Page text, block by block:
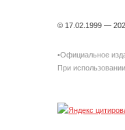
© 17.02.1999 —
•Официальное
При